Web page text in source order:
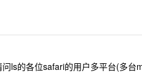
问ls的各位safari的用户多平台(多台